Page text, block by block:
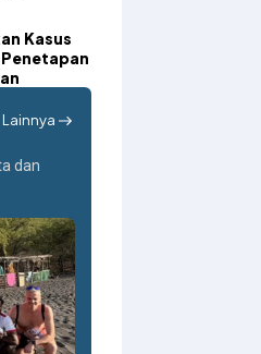
Kasus
Lainnya
dan